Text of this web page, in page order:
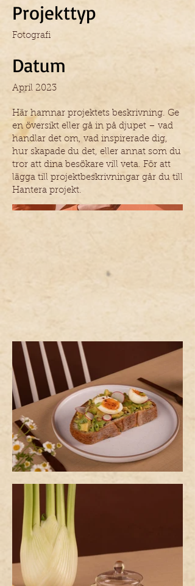
Projekttyp
Fotografi
Datum
April 2023
Här hamnar projektets beskrivning. Ge
en översikt eller gå in på djupet – vad
handlar det om, vad inspirerade dig,
hur skapade du det, eller annat som du
tror att dina besökare vill veta. För att
lägga till projektbeskrivningar går du till
Hantera projekt.